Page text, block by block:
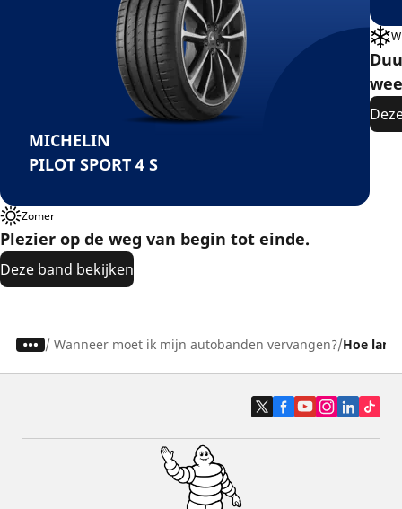
MICHELIN
PILOT SPORT 4 S
Zomer
Plezier op de weg van begin tot einde.
Deze band bekijken
/ Wanneer moet ik mijn autobanden vervangen? Hoe lang